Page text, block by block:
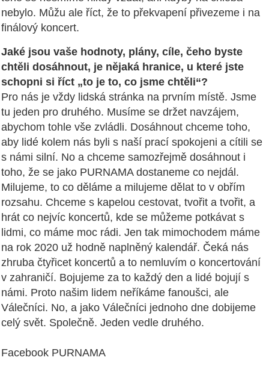
nebylo. Můžu ale říct, že to překvapení přivezeme i na
finálový koncert.
Jaké jsou vaše hodnoty, plány, cíle, čeho byste
chtěli dosáhnout, je nějaká hranice, u které jste
schopni si říct „to je to, co jsme chtěli“?
Pro nás je vždy lidská stránka na prvním místě. Jsme
tu jeden pro druhého. Musíme se držet navzájem,
abychom tohle vše zvládli. Dosáhnout chceme toho,
aby lidé kolem nás byli s naší prací spokojeni a cítili se
s námi silní. No a chceme samozřejmě dosáhnout i
toho, že se jako PURNAMA dostaneme co nejdál.
Milujeme, to co děláme a milujeme dělat to v obřím
rozsahu. Chceme s kapelou cestovat, tvořit a tvořit, a
hrát co nejvíc koncertů, kde se můžeme potkávat s
lidmi, co máme moc rádi. Jen tak mimochodem máme
na rok 2020 už hodně naplněný kalendář. Čeká nás
zhruba čtyřicet koncertů a to nemluvím o koncertování
v zahraničí. Bojujeme za to každý den a lidé bojují s
námi. Proto našim lidem neříkáme fanoušci, ale
Válečníci. No, a jako Válečníci jednoho dne dobijeme
celý svět. Společně. Jeden vedle druhého.
Facebook PURNAMA